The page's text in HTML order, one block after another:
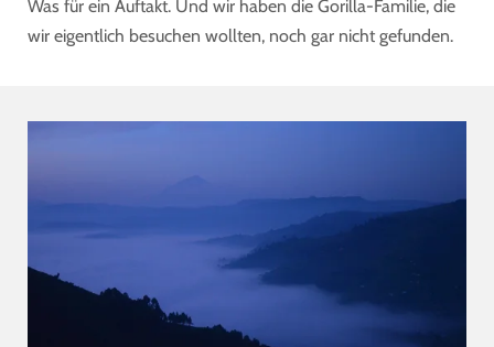
Was für ein Auftakt. Und wir haben die Gorilla-Familie, die
wir eigentlich besuchen wollten, noch gar nicht gefunden.